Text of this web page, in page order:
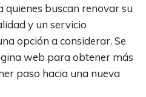
quienes buscan renovar su
y un servicio
opción a considerar. Se
web para obtener más
paso hacia una nueva